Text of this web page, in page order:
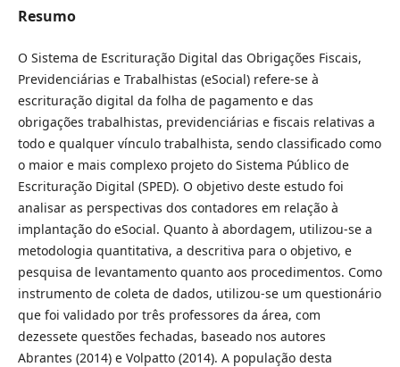
Resumo
O Sistema de Escrituração Digital das Obrigações Fiscais,
Previdenciárias e Trabalhistas (eSocial) refere-se à
escrituração digital da folha de pagamento e das
obrigações trabalhistas, previdenciárias e fiscais relativas a
todo e qualquer vínculo trabalhista, sendo classificado como
o maior e mais complexo projeto do Sistema Público de
Escrituração Digital (SPED). O objetivo deste estudo foi
analisar as perspectivas dos contadores em relação à
implantação do eSocial. Quanto à abordagem, utilizou-se a
metodologia quantitativa, a descritiva para o objetivo, e
pesquisa de levantamento quanto aos procedimentos. Como
instrumento de coleta de dados, utilizou-se um questionário
que foi validado por três professores da área, com
dezessete questões fechadas, baseado nos autores
Abrantes (2014) e Volpatto (2014). A população desta